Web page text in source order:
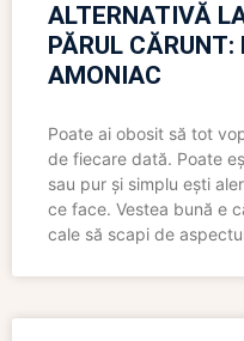
ALTERNATIVĂ
PĂRUL
AMONIAC
Poate ai obosit să tot
de fiecare dată. Poate
sau pur și simplu ești
ce face. Vestea bună e
cale să scapi de